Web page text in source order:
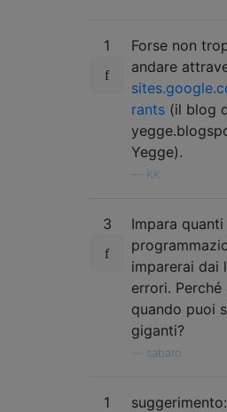
1
Forse non
andare
rants (il blog
Yegge).
KK.
3
Impara
imparerai dai
errori.
quando puoi
giganti?
sabato
1